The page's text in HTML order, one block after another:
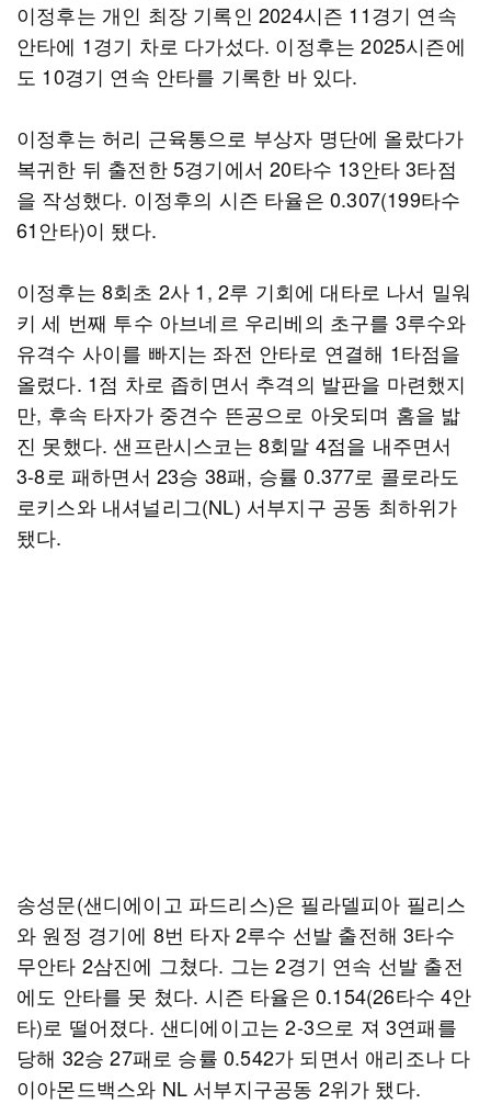
이정후는 개인 최장 기록인 2024시즌 11경기 연속
안타에 1경기 차로 다가섰다. 이정후는 2025시즌에
도 10경기 연속 안타를 기록한 바 있다.
이정후는 허리 근육통으로 부상자 명단에 올랐다가
복귀한 뒤 출전한 5경기에서 20타수 13안타 3타점
을 작성했다. 이정후의 시즌 타율은 0.307(199타수
61안타)이 됐다.
이정후는 8회초 2사 1, 2루 기회에 대타로 나서 밀워
키 세 번째 투수 아브네르 우리베의 초구를 3루수와
유격수 사이를 빠지는 좌전 안타로 연결해 1타점을
올렸다. 1점 차로 좁히면서 추격의 발판을 마련했지
만, 후속 타자가 중견수 뜬공으로 아웃되며 홈을 밟
진 못했다. 샌프란시스코는 8회말 4점을 내주면서
3-8로 패하면서 23승 38패, 승률 0.377로 콜로라도
로키스와 내셔널리그(NL) 서부지구 공동 최하위가
됐다.
송성문(샌디에이고 파드리스)은 필라델피아 필리스
와 원정 경기에 8번 타자 2루수 선발 출전해 3타수
무안타 2삼진에 그쳤다. 그는 2경기 연속 선발 출전
에도 안타를 못 쳤다. 시즌 타율은 0.154(26타수 4안
타)로 떨어졌다. 샌디에이고는 2-3으로 져 3연패를
당해 32승 27패로 승률 0.542가 되면서 애리조나 다
이아몬드백스와 NL 서부지구공동 2위가 됐다.